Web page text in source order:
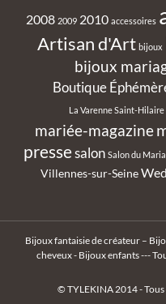
2008 2009 2010 accessoires
Artisan d'Art bijoux
bijoux
Boutique
La Varenne Saint-Hilaire
mariée-magazine
pressesalon Salon du
Villennes-sur-Seine
Bijoux fantaisie de créateur –
cheveux - Bijoux enfants ---
© TYLEKINA 2014 -